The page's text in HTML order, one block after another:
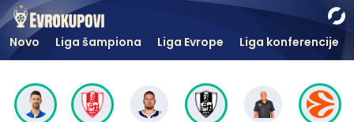
Novo Liga šampiona Liga Evrope Liga konferencije